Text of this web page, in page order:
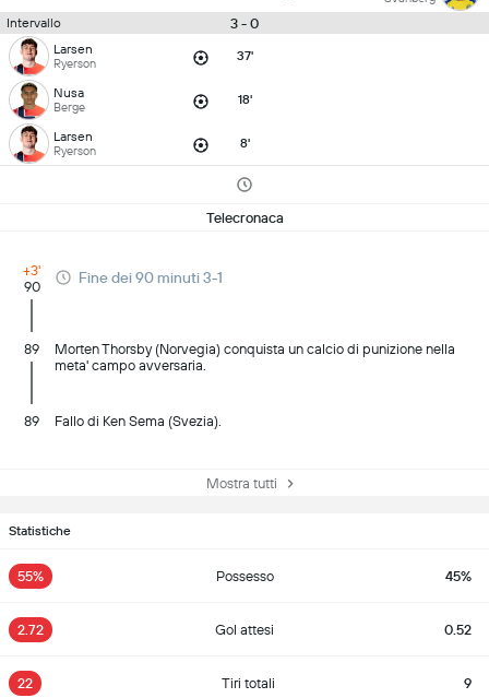
Intervallo 3 - 0
Larsen
Ryerson 37'
Nusa
Berge 18'
Larsen
Ryerson 8'
Telecronaca
+3'
90
Fine dei 90 minuti 3-1
89
Morten Thorsby (Norvegia) conquista un calcio di punizione nella
meta' campo avversaria.
89 Fallo di Ken Sema (Svezia).
Mostra tutti
Statistiche
55% Possesso 45%
2.72 Gol attesi 0.52
22 Tiri totali 9